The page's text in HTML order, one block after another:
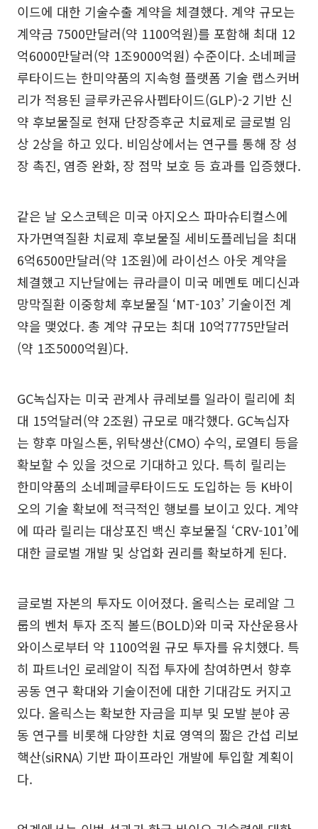
이드에 대한 기술수출 계약을 체결했다. 계약 규모는
계약금 7500만달러(약 1100억원)를 포함해 최대 12
억6000만달러(약 1조9000억원) 수준이다. 소네페글
루타이드는 한미약품의 지속형 플랫폼 기술 랩스커버
리가 적용된 글루카곤유사펩타이드(GLP)-2 기반 신
약 후보물질로 현재 단장증후군 치료제로 글로벌 임
상 2상을 하고 있다. 비임상에서는 연구를 통해 장 성
장 촉진, 염증 완화, 장 점막 보호 등 효과를 입증했다.
같은 날 오스코텍은 미국 아지오스 파마슈티컬스에
자가면역질환 치료제 후보물질 세비도플레닙을 최대
6억6500만달러(약 1조원)에 라이선스 아웃 계약을
체결했고 지난달에는 큐라클이 미국 메멘토 메디신과
망막질환 이중항체 후보물질 ‘MT-103’ 기술이전 계
약을 맺었다. 총 계약 규모는 최대 10억7775만달러
(약 1조5000억원)다.
GC녹십자는 미국 관계사 큐레보를 일라이 릴리에 최
대 15억달러(약 2조원) 규모로 매각했다. GC녹십자
는 향후 마일스톤, 위탁생산(CMO) 수익, 로열티 등을
확보할 수 있을 것으로 기대하고 있다. 특히 릴리는
한미약품의 소네페글루타이드도 도입하는 등 K바이
오의 기술 확보에 적극적인 행보를 보이고 있다. 계약
에 따라 릴리는 대상포진 백신 후보물질 ‘CRV-101’에
대한 글로벌 개발 및 상업화 권리를 확보하게 된다.
글로벌 자본의 투자도 이어졌다. 올릭스는 로레알 그
룹의 벤처 투자 조직 볼드(BOLD)와 미국 자산운용사
와이스로부터 약 1100억원 규모 투자를 유치했다. 특
히 파트너인 로레알이 직접 투자에 참여하면서 향후
공동 연구 확대와 기술이전에 대한 기대감도 커지고
있다. 올릭스는 확보한 자금을 피부 및 모발 분야 공
동 연구를 비롯해 다양한 치료 영역의 짧은 간섭 리보
핵산(siRNA) 기반 파이프라인 개발에 투입할 계획이
다.